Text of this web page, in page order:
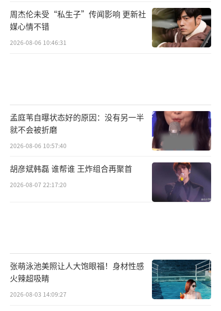
周杰伦未受“私生子”传闻影响 更新社
媒心情不错
2026-08-06 10:46:31
孟庭苇自曝状态好的原因：没有另一半
就不会被折磨
2026-08-06 10:57:40
胡彦斌韩磊 谁帮谁 王炸组合再聚首
2026-08-07 22:17:20
张萌泳池美照让人大饱眼福！身材性感
火辣超吸睛
2026-08-03 14:09:27